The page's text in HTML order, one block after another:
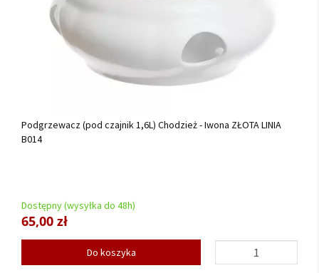
Podgrzewacz (pod czajnik 1,6L) Chodzież - Iwona ZŁOTA LINIA
B014
Dostępny (wysyłka do 48h)
65,00 zł
Do koszyka